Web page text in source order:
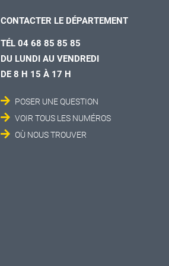
CONTACTER LE DÉPARTEMENT
TÉL 04 68 85 85 85
DU LUNDI AU VENDREDI
DE 8 H 15 À 17 H
POSER UNE QUESTION
VOIR TOUS LES NUMÉROS
OÙ NOUS TROUVER